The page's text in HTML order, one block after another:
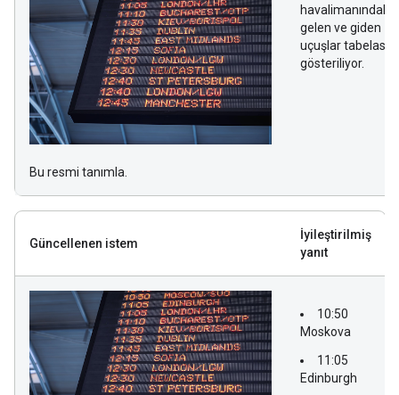
Bu resmi tanımla.
havalimanındaki
gelen ve giden
uçuşlar tabelası
gösteriliyor.
Güncellenen istem
İyileştirilmiş
yanıt
10:50
Moskova
11:05
Edinburgh